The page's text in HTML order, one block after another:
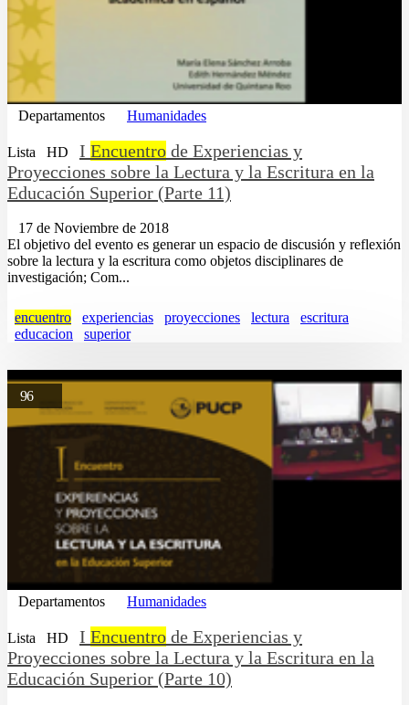
Departamentos Humanidades
Lista HD I Encuentro de Experiencias y
Proyecciones sobre la Lectura y la Escritura en la
Educación Superior (Parte 11)
17 de Noviembre de 2018
El objetivo del evento es generar un espacio de discusión y reflexión
sobre la lectura y la escritura como objetos disciplinares de
investigación; Com...
encuentro experiencias proyecciones lectura
escritura
educacion
superior
96
Departamentos Humanidades
Lista HD I Encuentro de Experiencias y
Proyecciones sobre la Lectura y la Escritura en la
Educación Superior (Parte 10)